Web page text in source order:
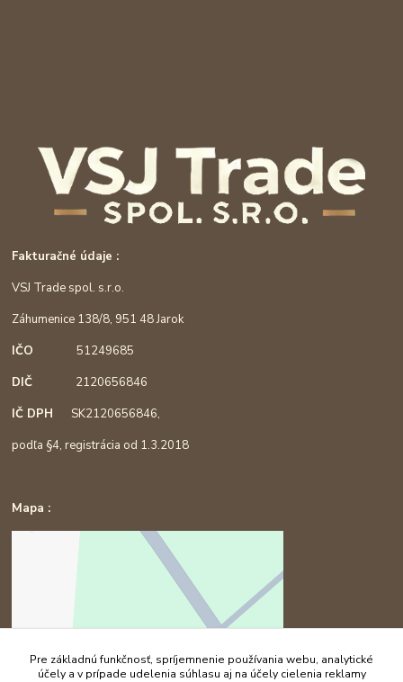
Fakturačné údaje :
VSJ Trade spol. s.r.o.
Záhumenice 138/8, 951 48 Jarok
IČO51249685
DIČ 2120656846
IČ DPHSK2120656846,
podľa §4, registrácia od 1.3.2018
Mapa :
Pre základnú funkčnosť, spríjemnenie používania webu, analytické
účely a v prípade udelenia súhlasu aj na účely cielenia reklamy